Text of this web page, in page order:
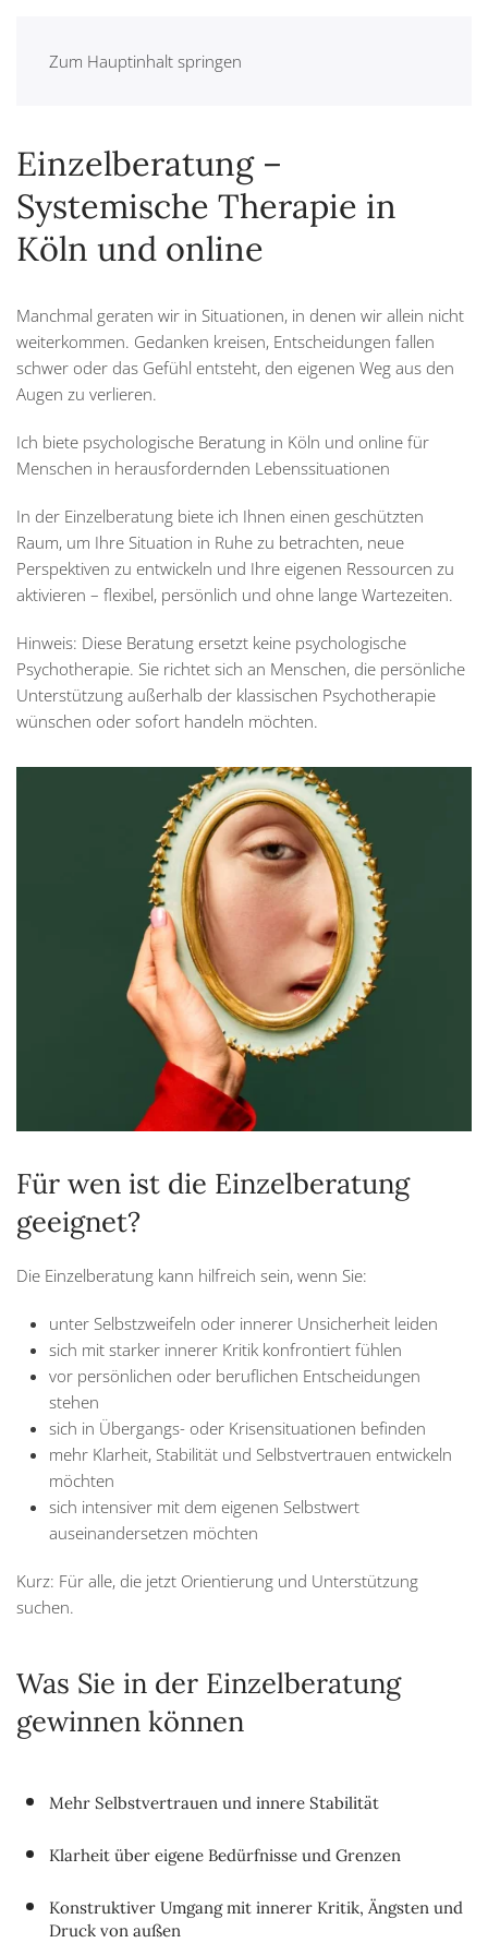
Zum Hauptinhalt springen
Einzelberatung –
Systemische Therapie in
Köln und online
Manchmal geraten wir in Situationen, in denen wir allein nicht
weiterkommen. Gedanken kreisen, Entscheidungen fallen
schwer oder das Gefühl entsteht, den eigenen Weg aus den
Augen zu verlieren.
Ich biete psychologische Beratung in Köln und online für
Menschen in herausfordernden Lebenssituationen
In der Einzelberatung biete ich Ihnen einen geschützten
Raum, um Ihre Situation in Ruhe zu betrachten, neue
Perspektiven zu entwickeln und Ihre eigenen Ressourcen zu
aktivieren – flexibel, persönlich und ohne lange Wartezeiten.
Hinweis: Diese Beratung ersetzt keine psychologische
Psychotherapie. Sie richtet sich an Menschen, die persönliche
Unterstützung außerhalb der klassischen Psychotherapie
wünschen oder sofort handeln möchten.
Für wen ist die Einzelberatung
geeignet?
Die Einzelberatung kann hilfreich sein, wenn Sie:
unter Selbstzweifeln oder innerer Unsicherheit leiden
sich mit starker innerer Kritik konfrontiert fühlen
vor persönlichen oder beruflichen Entscheidungen
stehen
sich in Übergangs- oder Krisensituationen befinden
mehr Klarheit, Stabilität und Selbstvertrauen entwickeln
möchten
sich intensiver mit dem eigenen Selbstwert
auseinandersetzen möchten
Kurz: Für alle, die jetzt Orientierung und Unterstützung
suchen.
Was Sie in der Einzelberatung
gewinnen können
Mehr Selbstvertrauen und innere Stabilität
Klarheit über eigene Bedürfnisse und Grenzen
Konstruktiver Umgang mit innerer Kritik, Ängsten und
Druck von außen